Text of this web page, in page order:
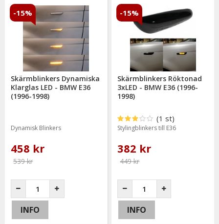
Skärmblinkers Dynamiska
Klarglas LED - BMW E36
(1996-1998)
Dynamisk Blinkers
458 kr
539 kr
-15%
INFO
Skärmblinkers Röktonad
3xLED - BMW E36 (1996-
1998)
(1 st)
Stylingblinkers till E36
382 kr
449 kr
-15%
INFO